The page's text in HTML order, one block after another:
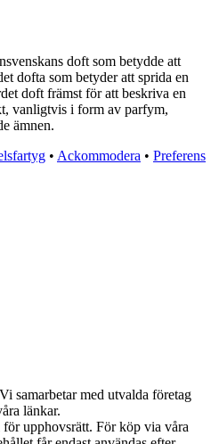
doft som betydde att
dofta som betyder att sprida en
doft främst för att beskriva en
vanligtvis i form av parfym,
ämnen.
• Ackommodera • Preferens
samarbetar med utvalda företag
länkar.
upphovsrätt. För köp via våra